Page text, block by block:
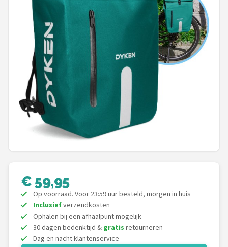
Mountainbikes
Shop
POPULAIRE MERKEN
Basil
Volare
ABUS
BBB Cycling
Schwalbe
Voltano
€ 59,95
Op voorraad. Voor 23:59 uur besteld, morgen in huis
Inclusiefverzendkosten
Ophalen bij een afhaalpunt mogelijk
30 dagen bedenktijd & gratis retourneren
Dag en nacht klantenservice